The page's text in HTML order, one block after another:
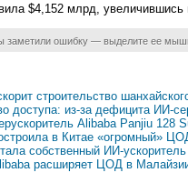
$4,152 млрд, увеличившись
заметили ошибку — выделите ее
строительство
доступа: из-за дефицита ИИ-
Alibaba Panjiu 128
в Китае «огромный»
собственный ИИ-
расширяет ЦОД в